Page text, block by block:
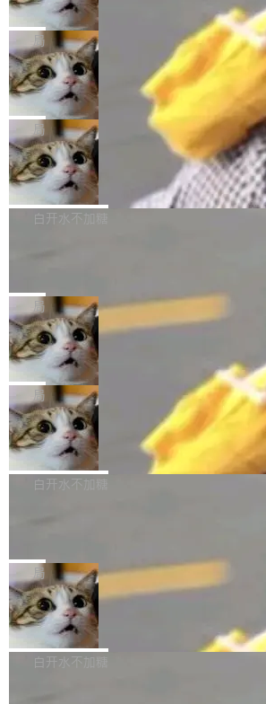
数字电视技术方向的博士生，长期从事视频
频技...
超出原定预算 860%。 更令人意外的是，该
最终并未成功落地，而高额算力消耗持续运
达 5 个月，公司直到财务对账时才察觉异常
意味着一个无人看管的 AI 程序，在近半年时
里日夜不停地"烧钱"。 复盘显示，...
2027 年就能追上美国前沿实验室的水平。
ngue 把原因归结为一件事：开放协作。中
AI 开发者在一个共享和协作的生态里加速迭
而美国模型厂商在"闭门造车"。他的原话是
ding in silos"——各自为战，互不通气。 这
断从他嘴里说出来分量不同。Hugging Face
全球最大的开源 AI 平台，上面跑着上百万个
型。谁在开源赛道上领先，...
统，开发者工具必须开源
五年前，David Crawshaw 问过很多软件工
一个问题：你写过什么给自己用的程序？答
乎都是没有。工程师们整天用别人写的程序
序给别人用。偶尔有人自己写个博客系统、智
家居控制、家庭实验室，都算稀奇事。
aw 是 Shelley 的作者，一个开源 AI coding
nt。他最近在博客上写了一篇文章，核心论
简单：开发者工具必须开源。 理由不是传统
由软件情怀，而是一个跟 AI agent 直接相关
技术判断。 两行 prompt 就能个性化任何软
局
DeepSeek Harness 宣布内测邀请，全
网最大规模开源 Agent 路演现场诞生
一条内测招募帖，发出去的时候大概没人想
会变成一场开源 Agent 生态的路演。 8月1
DeepSeek Harness 团队负责人崔添翼（
i）在 X 上发帖： 「如果你是 Agent
关开源项目的开发者，希望参加 DeepSeek
ness 的内测，可以回复或私信联系我。请附
Harness 负责把能力落到真实环境中——调
具、读写文件、管理上下文、处理错误、完成
环。崔添翼招人的标...
局
商汤 SenseNova U1.5-Lite-Preview
开源
商汤科技宣布面向社区开源轻量级统一多模
型的预览版本 SenseNova U1.5-Lite-
理解、推理、生成与编辑，还仅以 8B-MoT
量大小，将能力推进到4K、更精细的真实质
更复杂的视觉控制和可持续迭代编辑。 相比 U
1，U1.5-Lite-Preview 在以下方向上带来了
提升： 原生支持4K图像生成； 更精细的局
理、细节与真实世界质感； 更准确的中英文
生成与复杂版式组织； 更稳定的图...
白开水不加糖
nap。这次是 hwctl——一个用来检查 Ubuntu
硬件认证状态的命令行工具。 Canonical 工
Alan Griffiths 在邮件列表中说得很直白：「
tl 是一个 Ubuntu 专有的包，它和它的依赖
是 Ubuntu 专有的，不会用在其他发行版上
所以 deb 版本的受众实际上为零。既然只有
untu 用户在用，那用 snap 打包就没什么可
的。 从 deb 到 snap 的迁移路径 hwctl 是
hwlib 硬件 API 库的一部分，命令行工具负
局
Dario Amodei 担心新人来 Anthropic
只为金钱，不为使命
顶级 AI 研究员在两家公司之间来回跳，中间
隔了几天。 Lilian Weng 上周刚宣布因健康
离开 Thinking Machines Lab，说自己作为
创始人的角色「太累了」。几天后，The
ation 就曝出她将重回 OpenAI，负责递归自
改进方向的研究。她是 Thinking Machines
一在人才争夺战中失血的公司。六月，Google
连失两员大将：Noam Shazeer 去了 Op...
局
FFmpeg 9.0 发布
FFmpeg 9.0 现已发布，包含多项改进。官
新日志列出的 9.0 版本主要更新内容如下：
er HE-AAC 960 解码 (DAB+)
filter 添加 AMF Frame Rate Converter
_amf) filter SMPTE 2094-50 元数据支持和
通 ProRes RAW VideoToolbox 硬件加速器
V ...
白开水不加糖
Code 在 X 上发帖：「DeepSeek Flash did
tokens on August 1st. 5T of free usage +
on OpenCode Go.」79.8 万次浏览，连带着
DeepSeek一天消耗了8万亿# 上了微博热
注意这是 OpenCode 一家的消耗。
局
NetBSD 11.0 正式发布
NetBSD 11.0 现已正式发布，这是 NetBSD
作系统的第十八个主要版本。 自 NetBSD
白开水不加糖